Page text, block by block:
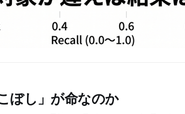
ぼし」が命なのか